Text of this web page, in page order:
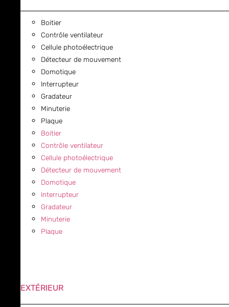
Boitier
Contrôle ventilateur
Cellule photoélectrique
Détecteur de mouvement
Domotique
Interrupteur
Gradateur
Minuterie
Plaque
Boitier
Contrôle ventilateur
Cellule photoélectrique
Détecteur de mouvement
Domotique
Interrupteur
Gradateur
Minuterie
Plaque
EXTÉRIEUR